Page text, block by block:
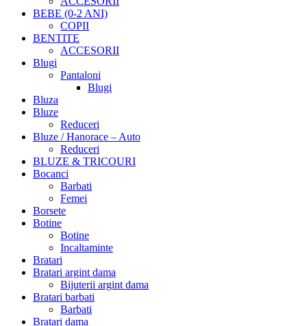
BEBE (0-2 ANI)
COPII
BENTITE
ACCESORII
Blugi
Pantaloni
Blugi
Bluza
Bluze
Reduceri
Bluze / Hanorace – Auto
Reduceri
BLUZE & TRICOURI
Bocanci
Barbati
Femei
Borsete
Botine
Botine
Incaltaminte
Bratari
Bratari argint dama
Bijuterii argint dama
Bratari barbati
Barbati
Bratari dama